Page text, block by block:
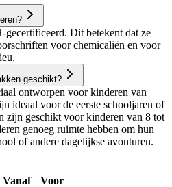
Dit betekent dat ze
voor chemicaliën en voor
geschikt?
ontworpen voor kinderen van
ideaal voor de eerste schooljaren of
zijn geschikt voor kinderen van 8 tot
genoeg ruimte hebben om hun
of andere dagelijkse avonturen.
Vanaf
Voor